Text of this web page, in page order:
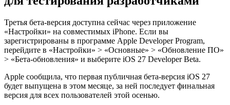
Третья бета-версия доступна сейчас через приложение
«Настройки» на совместимых iPhone. Если вы
зарегистрированы в программе Apple Developer Program,
перейдите в «Настройки» > «Основные» > «Обновление ПО»
> «Бета-обновления» и выберите iOS 27 Developer Beta.
Apple сообщила, что первая публичная бета-версия iOS 27
будет выпущена в этом месяце, за ней последует финальная
версия для всех пользователей этой осенью.